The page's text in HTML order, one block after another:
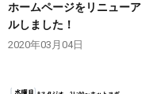
ホームページをリニューア
ルしました！
2020年03月04日